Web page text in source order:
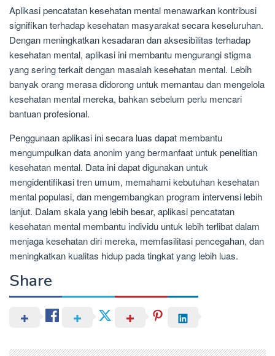
Aplikasi pencatatan kesehatan mental menawarkan kontribusi
signifikan terhadap kesehatan masyarakat secara keseluruhan.
Dengan meningkatkan kesadaran dan aksesibilitas terhadap
kesehatan mental, aplikasi ini membantu mengurangi stigma
yang sering terkait dengan masalah kesehatan mental. Lebih
banyak orang merasa didorong untuk memantau dan mengelola
kesehatan mental mereka, bahkan sebelum perlu mencari
bantuan profesional.
Penggunaan aplikasi ini secara luas dapat membantu
mengumpulkan data anonim yang bermanfaat untuk penelitian
kesehatan mental. Data ini dapat digunakan untuk
mengidentifikasi tren umum, memahami kebutuhan kesehatan
mental populasi, dan mengembangkan program intervensi lebih
lanjut. Dalam skala yang lebih besar, aplikasi pencatatan
kesehatan mental membantu individu untuk lebih terlibat dalam
menjaga kesehatan diri mereka, memfasilitasi pencegahan, dan
meningkatkan kualitas hidup pada tingkat yang lebih luas.
Share